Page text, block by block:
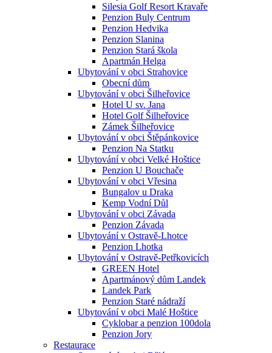
Silesia Golf Resort Kravaře
Penzion Buly Centrum
Penzion Hedvika
Penzion Slanina
Penzion Stará škola
Apartmán Helga
Ubytování v obci Strahovice
Obecní dům
Ubytování v obci Šilheřovice
Hotel U sv. Jana
Hotel Golf Šilheřovice
Zámek Šilheřovice
Ubytování v obci Štěpánkovice
Penzion Na Statku
Ubytování v obci Velké Hoštice
Penzion U Bouchače
Ubytování v obci Vřesina
Bungalov u Draka
Kemp Vodní Důl
Ubytování v obci Závada
Penzion Závada
Ubytování v Ostravě-Lhotce
Penzion Lhotka
Ubytování v Ostravě-Petřkovicích
GREEN Hotel
Apartmánový dům Landek
Landek Park
Penzion Staré nádraží
Ubytování v obci Malé Hoštice
Cyklobar a penzion 100dola
Penzion Jory
Restaurace